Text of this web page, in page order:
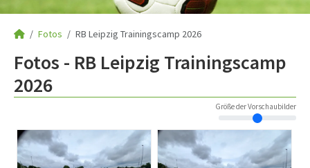
Fotos RB Leipzig Trainingscamp 2026
Fotos - RB Leipzig Trainingscamp
2026
Größe der Vorschaubilder